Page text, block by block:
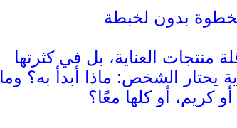
بدون لخبطة
يحتار الشخص: ماذا أبدأ به؟
كريم، أو كلها معًا؟